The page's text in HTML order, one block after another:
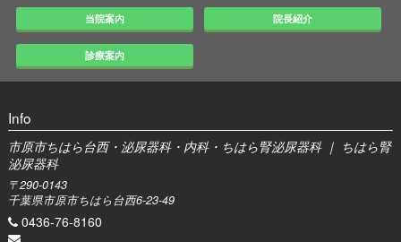
当院案内 院長紹介
診療案内
Info
市原市ちはら台西・泌尿器科・内科・ちはら腎泌尿器科 ｜ ちはら腎
泌尿器科
〒290-0143
千葉県市原市ちはら台西6-23-49
0436-76-8160